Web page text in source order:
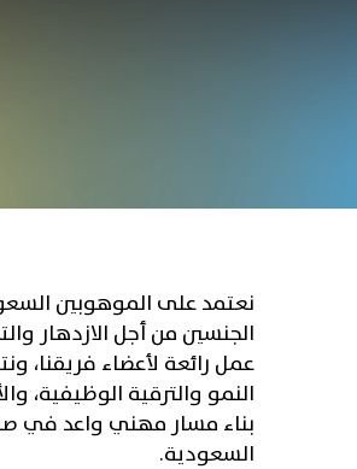
نعتمد على الموهوبين
الجنسين من أجل الازدهار
عمل رائعة لأعضاء فريقنا،
النمو والترقية الوظيفية،
بناء مسار مهني واعد في
السعودية.